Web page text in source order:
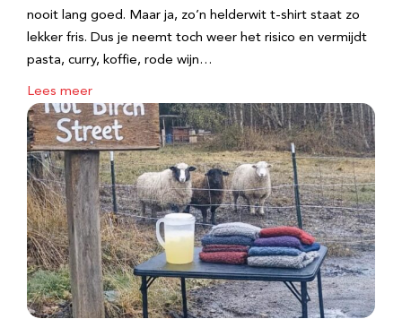
nooit lang goed. Maar ja, zo’n helderwit t-shirt staat zo
lekker fris. Dus je neemt toch weer het risico en vermijdt
pasta, curry, koffie, rode wijn…
Lees meer